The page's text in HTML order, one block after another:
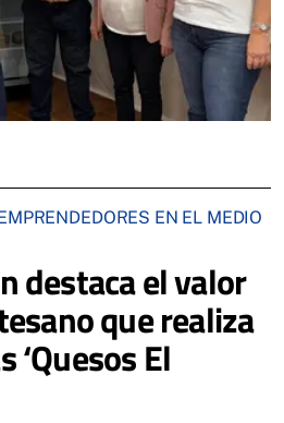
EN EL MEDIO
destaca el valor
que realiza
‘Quesos El